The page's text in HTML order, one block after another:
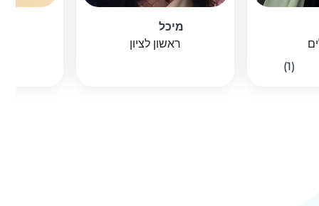
(1)
מיכל
ראשון לציון